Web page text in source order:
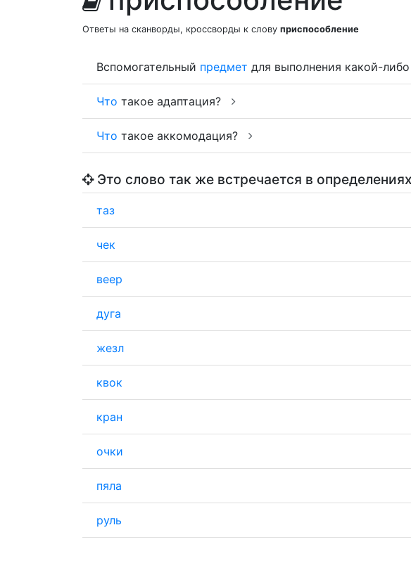
Ответы на сканворды, кроссворды к слову приспособление
Вспомогательный предмет для выполнения какой-
Что такое адаптация?
Что такое аккомодация?
Это слово так же встречается в
таз
чек
веер
дуга
жезл
квок
кран
очки
пяла
руль